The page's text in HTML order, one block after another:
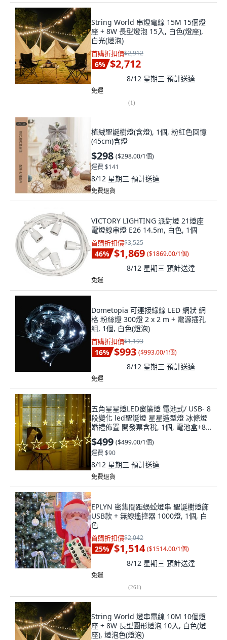
String World 串燈電線 15M 15個燈
座 + 8W 長型燈泡 15入, 白色(燈座),
白光(燈泡)
首購折扣價$2,912
6% $2,712
8/12 星期三 預計送達
免運
(1)
植絨聖誕樹燈(含燈), 1個, 粉紅色回憶
(45cm)含燈
$298 ($298.00/1個)
運費 $141
8/12 星期三 預計送達
免費退貨
VICTORY LIGHTING 派對燈 21燈座
電燈線串燈 E26 14.5m, 白色, 1個
首購折扣價$3,525
46% $1,869 ($1869.00/1個)
8/12 星期三 預計送達
免運
Dometopia 可連接綠線 LED 網狀 網
格 粉絲燈 300燈 2 x 2 m + 電源插孔
組, 1個, 白色(燈泡)
首購折扣價$1,193
16% $993 ($993.00/1個)
8/12 星期三 預計送達
免運
五角星星燈LED窗簾燈 電池式/ USB- 8
段變化 led聖誕燈 星星造型燈 冰條燈
婚禮佈置 開發票含稅, 1個, 電池盒+8
段變化
$499 ($499.00/1個)
運費 $90
8/12 星期三 預計送達
免費退貨
EPLYN 密集間距蜈蚣燈串 聖誕樹燈飾
USB款 + 無線遙控器 1000燈, 1個, 白
色
首購折扣價$2,042
25% $1,514 ($1514.00/1個)
8/12 星期三 預計送達
免運
(261)
String World 燈串電線 10M 10個燈
座 + 8W 長型圓形燈泡 10入, 白色(燈
座), 燈泡色(燈泡)